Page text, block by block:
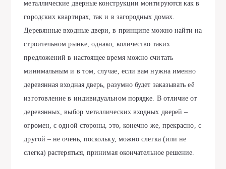
металлические дверные конструкции монтируются как в
городских квартирах, так и в загородных домах.
Деревянные входные двери, в принципе можно найти на
строительном рынке, однако, количество таких
предложений в настоящее время можно считать
минимальным и в том, случае, если вам нужна именно
деревянная входная дверь, разумно будет заказывать её
изготовление в индивидуальном порядке. В отличие от
деревянных, выбор металлических входных дверей –
огромен, с одной стороны, это, конечно же, прекрасно, с
другой – не очень, поскольку, можно слегка (или не
слегка) растеряться, принимая окончательное решение.